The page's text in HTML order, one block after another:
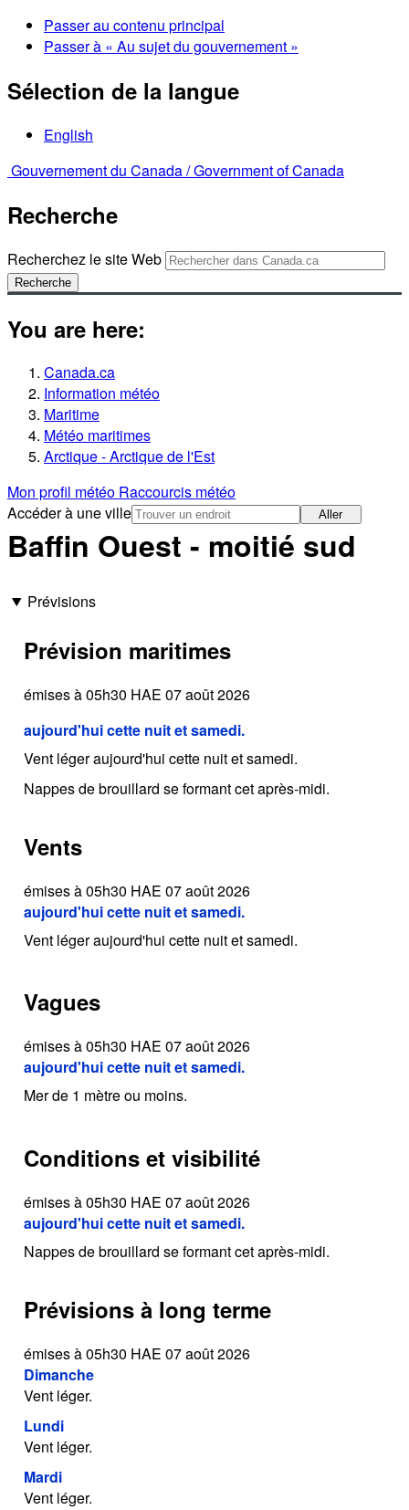
Passer au contenu principal
Passer à « Au sujet du gouvernement »
Sélection de la langue
English
Gouvernement du Canada /Government of Canada
Recherche
Recherchez le site Web
Recherche
You are here:
Canada.ca
Information météo
Maritime
Météo maritimes
Arctique - Arctique de l'Est
Mon profil météo Raccourcis météo
Accéder à une ville
Aller
Baffin Ouest - moitié sud
Prévisions
Prévision maritimes
émises à 05h30 HAE 07 août 2026
aujourd'hui cette nuit et samedi.
Vent léger aujourd'hui cette nuit et samedi.
Nappes de brouillard se formant cet après-midi.
Vents
émises à 05h30 HAE 07 août 2026
aujourd'hui cette nuit et samedi.
Vent léger aujourd'hui cette nuit et samedi.
Vagues
émises à 05h30 HAE 07 août 2026
aujourd'hui cette nuit et samedi.
Mer de 1 mètre ou moins.
Conditions et visibilité
émises à 05h30 HAE 07 août 2026
aujourd'hui cette nuit et samedi.
Nappes de brouillard se formant cet après-midi.
Prévisions à long terme
émises à 05h30 HAE 07 août 2026
Dimanche
Vent léger.
Lundi
Vent léger.
Mardi
Vent léger.